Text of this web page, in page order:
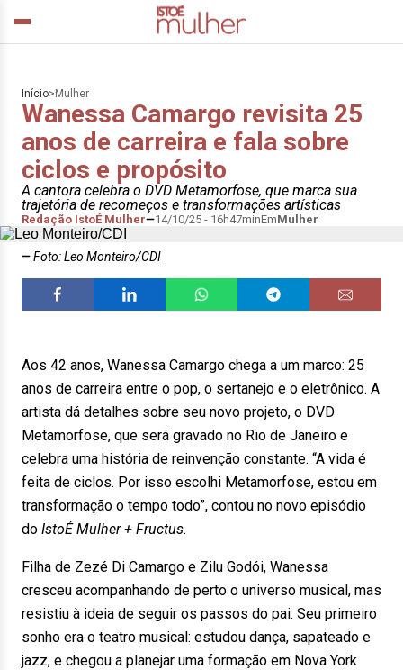
Início> Mulher
Wanessa Camargo revisita 25
anos de carreira e fala sobre
ciclos e propósito
A cantora celebra o DVD Metamorfose, que marca sua
trajetória de recomeços e transformações artísticas
Redação IstoÉ Mulher 14/10/25 - 16h47minEmMulher
Foto: Leo Monteiro/CDI
Aos 42 anos, Wanessa Camargo chega a um marco: 25
anos de carreira entre o pop, o sertanejo e o eletrônico. A
artista dá detalhes sobre seu novo projeto, o DVD
Metamorfose, que será gravado no Rio de Janeiro e
celebra uma história de reinvenção constante. “A vida é
feita de ciclos. Por isso escolhi Metamorfose, estou em
transformação o tempo todo”, contou no novo episódio
do IstoÉ Mulher + Fructus.
Filha de Zezé Di Camargo e Zilu Godói, Wanessa
cresceu acompanhando de perto o universo musical, mas
resistiu à ideia de seguir os passos do pai. Seu primeiro
sonho era o teatro musical: estudou dança, sapateado e
jazz, e chegou a planejar uma formação em Nova York